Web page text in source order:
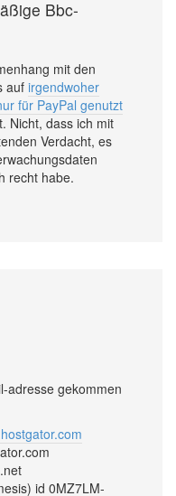
Bbc-
mit den
auf irgendwoher
für PayPal genutzt
Nicht, dass ich mit
Verdacht, es
recht habe.
adresse gekommen
id 0MZ7LM-